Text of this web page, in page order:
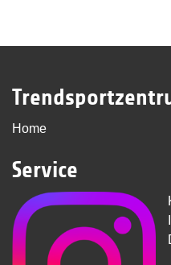
Home
Service